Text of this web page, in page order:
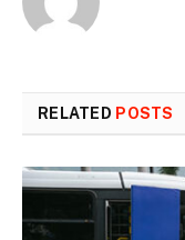
RELATED POSTS